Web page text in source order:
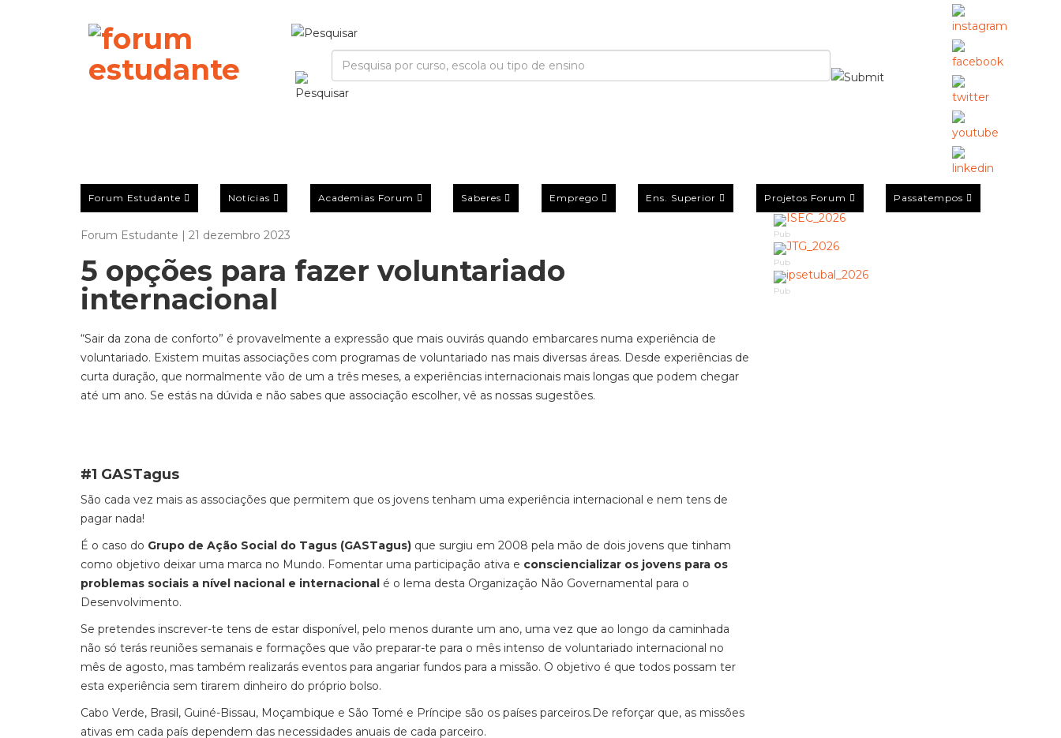
Forum Estudante Notícias Academias Forum Saberes Emprego Ens. Superior Projetos Forum Passatempos
Forum Estudante | 21 dezembro 2023
5 opções para fazer voluntariado
internacional
“Sair da zona de conforto” é provavelmente a expressão que mais ouvirás quando embarcares numa experiência de
voluntariado. Existem muitas associações com programas de voluntariado nas mais diversas áreas. Desde experiências de
curta duração, que normalmente vão de um a três meses, a experiências internacionais mais longas que podem chegar
até um ano. Se estás na dúvida e não sabes que associação escolher, vê as nossas sugestões.
#1 GASTagus
São cada vez mais as associações que permitem que os jovens tenham uma experiência internacional e nem tens de
pagar nada!
É o caso do Grupo de Ação Social do Tagus (GASTagus) que surgiu em 2008 pela mão de dois jovens que tinham
como objetivo deixar uma marca no Mundo. Fomentar uma participação ativa e consciencializar os jovens para os
problemas sociais a nível nacional e internacional é o lema desta Organização Não Governamental para o
Desenvolvimento.
Se pretendes inscrever-te tens de estar disponível, pelo menos durante um ano, uma vez que ao longo da caminhada
não só terás reuniões semanais e formações que vão preparar-te para o mês intenso de voluntariado internacional no
mês de agosto, mas também realizarás eventos para angariar fundos para a missão. O objetivo é que todos possam ter
esta experiência sem tirarem dinheiro do próprio bolso.
Cabo Verde, Brasil, Guiné-Bissau, Moçambique e São Tomé e Príncipe são os países parceiros.De reforçar que, as missões
ativas em cada país dependem das necessidades anuais de cada parceiro.
Pub
Pub
Pub